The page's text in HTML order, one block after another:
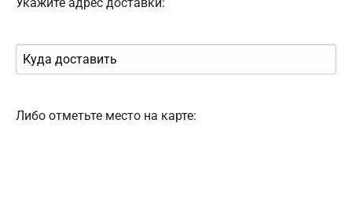
Либо отметьте место на карте: